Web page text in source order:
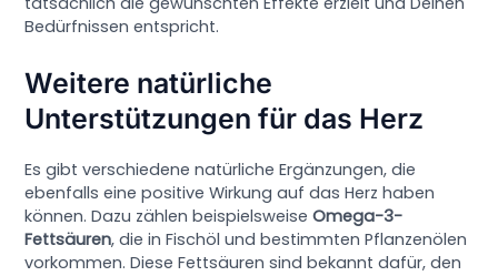
Bedürfnissen entspricht.
Weitere natürliche
Unterstützungen für das Herz
Es gibt verschiedene natürliche Ergänzungen, die
ebenfalls eine positive Wirkung auf das Herz haben
können. Dazu zählen beispielsweiseOmega-3-
Fettsäuren, die in Fischöl und bestimmten Pflanzenölen
vorkommen. Diese Fettsäuren sind bekannt dafür, den